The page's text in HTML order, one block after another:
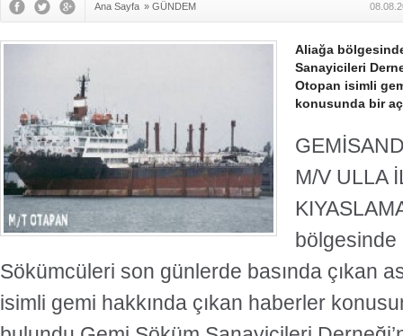
Ana Sayfa » GÜNDEM
Aliağa
Sanayicileri
Otopan isimli
konusunda bir
M/V ULLA
bölgesinde
Sökümcüleri son günlerde basında çıkan
isimli gemi hakkında çıkan haberler